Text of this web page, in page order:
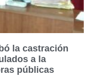
la castración
a la
públicas